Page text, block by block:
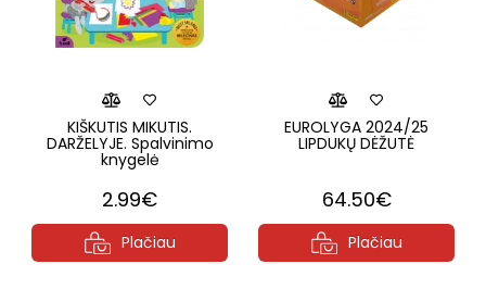
KIŠKUTIS MIKUTIS.
DARŽELYJE. Spalvinimo
knygelė
2.99€
Plačiau
EUROLYGA 2024/25
LIPDUKŲ DĖŽUTĖ
64.50€
Plačiau